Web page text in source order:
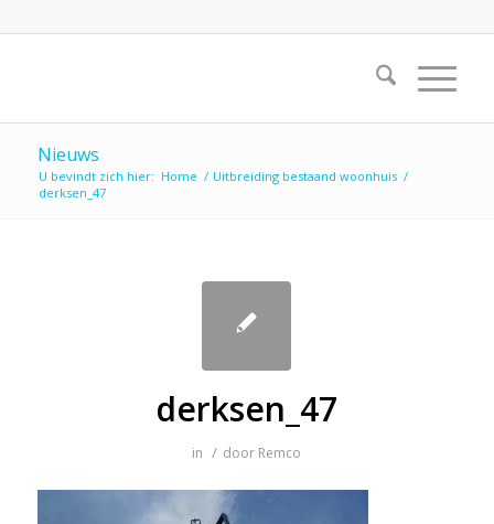
Nieuws
U bevindt zich hier: Home / Uitbreiding bestaand woonhuis /
derksen_47
derksen_47
in / door Remco